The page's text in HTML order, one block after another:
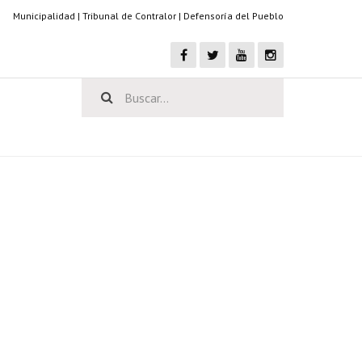
Municipalidad | Tribunal de Contralor | Defensoría del Pueblo